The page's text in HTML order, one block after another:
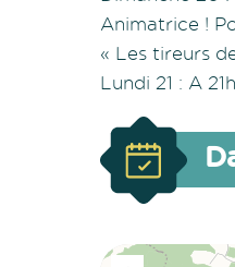
Animatrice !
« Les tireurs
Lundi 21 : A